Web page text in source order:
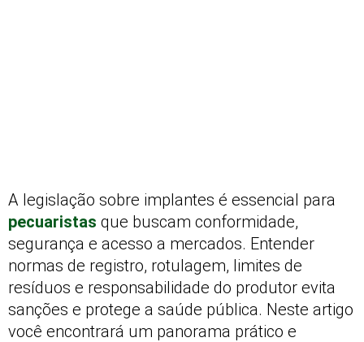
A legislação sobre implantes é essencial para
pecuaristas que buscam conformidade,
segurança e acesso a mercados. Entender
normas de registro, rotulagem, limites de
resíduos e responsabilidade do produtor evita
sanções e protege a saúde pública. Neste artigo
você encontrará um panorama prático e